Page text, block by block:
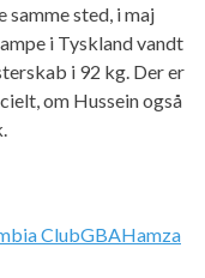
samme sted, i maj
i Tyskland vandt
i 92 kg. Der er
om Hussein også
ClubGBAHamza